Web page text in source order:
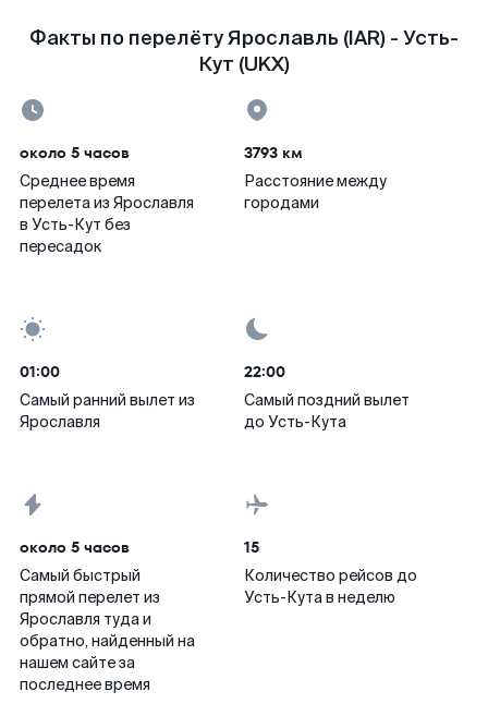
Факты по перелёту Ярославль (IAR) - Усть-
Кут (UKX)
около 5 часов
Среднее время
перелета из Ярославля
в Усть-Кут без
пересадок
3793 км
Расстояние между
городами
01:00
Самый ранний вылет из
Ярославля
22:00
Самый поздний вылет
до Усть-Кута
около 5 часов
Самый быстрый
прямой перелет из
Ярославля туда и
обратно, найденный на
нашем сайте за
последнее время
15
Количество рейсов до
Усть-Кута в неделю